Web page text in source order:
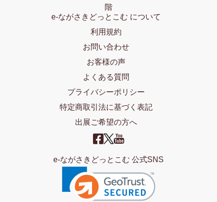
階
e-ながさきどっとこむ について
利用規約
お問い合わせ
お客様の声
よくある質問
プライバシーポリシー
特定商取引法に基づく表記
出展ご希望の方へ
e-ながさきどっとこむ 公式SNS